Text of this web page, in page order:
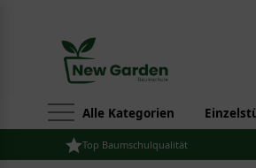
Alle Kategorien
Top Baumschulqualität